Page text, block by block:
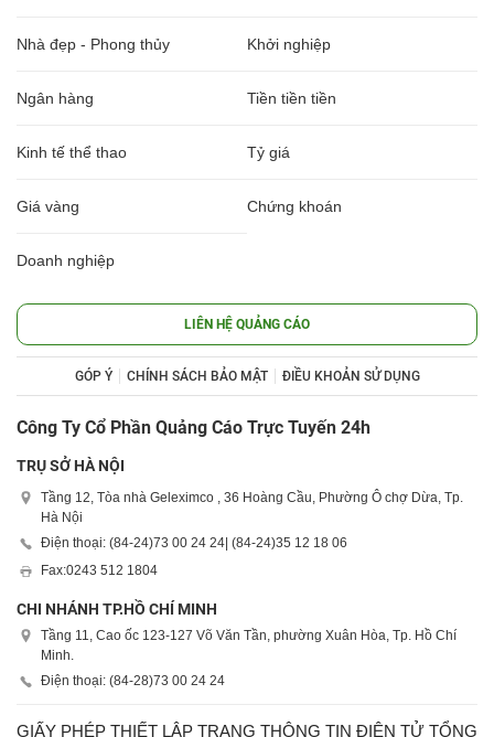
Nhà đẹp - Phong thủy Khởi nghiệp
Ngân hàng Tiền tiền tiền
Kinh tế thể thao Tỷ giá
Giá vàng Chứng khoán
Doanh nghiệp
LIÊN HỆ QUẢNG CÁO
GÓP Ý CHÍNH SÁCH BẢO MẬT ĐIỀU KHOẢN SỬ DỤNG
Công Ty Cổ Phần Quảng Cáo Trực Tuyến 24h
TRỤ SỞ HÀ NỘI
Tầng 12, Tòa nhà Geleximco , 36 Hoàng Cầu, Phường Ô chợ Dừa, Tp.
Hà Nội
Điện thoại: (84-24)73 00 24 24 | (84-24)35 12 18 06
Fax:0243 512 1804
CHI NHÁNH TP.HỒ CHÍ MINH
Tầng 11, Cao ốc 123-127 Võ Văn Tần, phường Xuân Hòa, Tp. Hồ Chí
Minh.
Điện thoại: (84-28)73 00 24 24
GIẤY PHÉP THIẾT LẬP TRANG THÔNG TIN ĐIỆN TỬ TỔNG